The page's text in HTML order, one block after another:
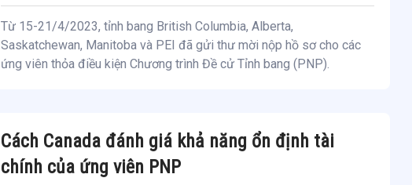
Từ 15-21/4/2023, tỉnh bang British Columbia, Alberta,
Saskatchewan, Manitoba và PEI đã gửi thư mời nộp hồ sơ cho các
ứng viên thỏa điều kiện Chương trình Đề cử Tỉnh bang (PNP).
Cách Canada đánh giá khả năng ổn định tài
chính của ứng viên PNP